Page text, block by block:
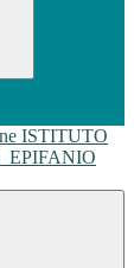
ISTITUTO
EPIFANIO